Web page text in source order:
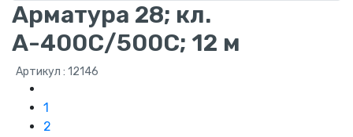
Арматура 28; кл.
А-400С/500С; 12 м
Артикул : 12146
1
2